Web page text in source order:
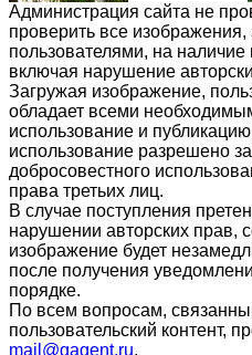
Администрация сайта не
проверить все
пользователями, на
включая нарушение
Загружая изображение,
обладает всеми
использование и
использование разрешено
добросовестного
права третьих лиц.
В случае поступления
нарушении авторских прав,
изображение будет
после получения
порядке.
По всем вопросам,
пользовательский контент,
mail@gagent.ru.